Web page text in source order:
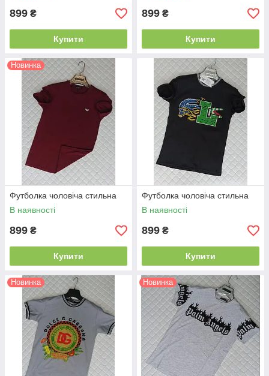
899 ₴
Купити
899 ₴
Купити
Новинка
Футболка чоловіча стильна
В наявності
899 ₴
Купити
Футболка чоловіча стильна
В наявності
899 ₴
Купити
Новинка Новинка